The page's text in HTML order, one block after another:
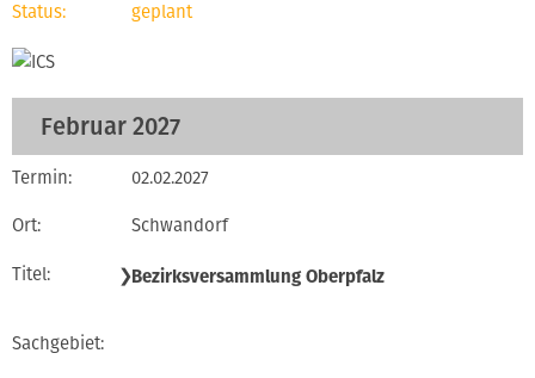
geplant
Februar 2027
02.02.2027
Schwandorf
❯Bezirksversammlung Oberpfalz